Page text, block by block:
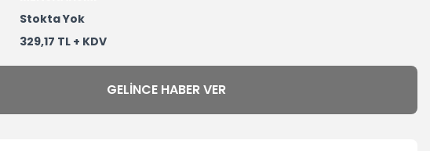
Stokta Yok
329,17 TL + KDV
GELINCE HABER VER